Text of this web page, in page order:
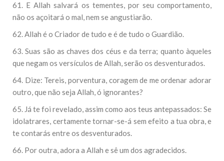
61. E Allah salvará os tementes, por seu comportamento,
não os açoitará o mal, nem se angustiarão.
62. Allah é o Criador de tudo e é de tudo o Guardião.
63. Suas são as chaves dos céus e da terra; quanto àqueles
que negam os versículos de Allah, serão os desventurados.
64. Dize: Tereis, porventura, coragem de me ordenar adorar
outro, que não seja Allah, ó ignorantes?
65. Já te foi revelado, assim como aos teus antepassados: Se
idolatrares, certamente tornar-se-á sem efeito a tua obra, e
te contarás entre os desventurados.
66. Por outra, adora a Allah e sê um dos agradecidos.